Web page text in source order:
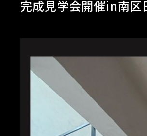
完成見学会開催in南区